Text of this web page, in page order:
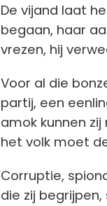
De vijand laat
begaan, haar
vrezen, hij
Voor al die
partij, een
amok kunnen
het volk moet
Corruptie,
die zij